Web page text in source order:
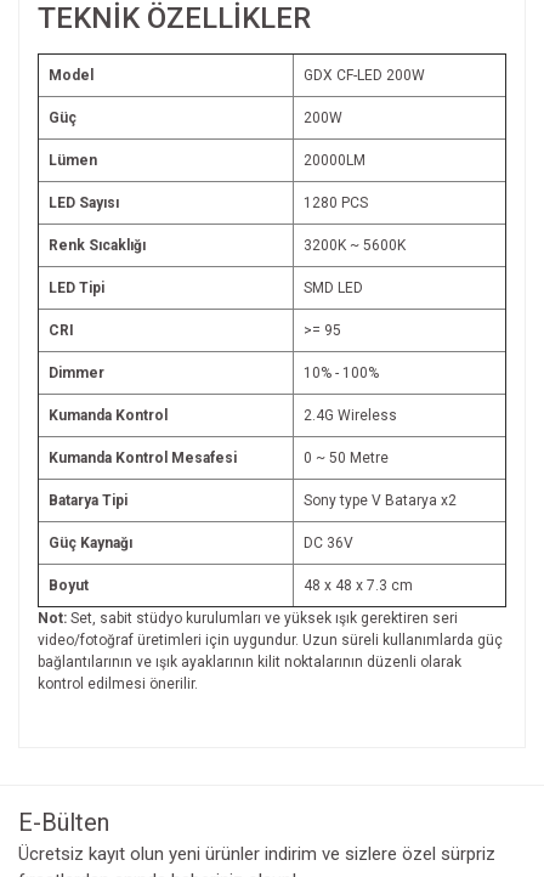
TEKNİK ÖZELLİKLER
Model GDX CF-LED 200W
Güç 200W
Lümen 20000LM
LED Sayısı 1280 PCS
Renk Sıcaklığı 3200K ~ 5600K
LED Tipi SMD LED
CRI >= 95
Dimmer 10% - 100%
Kumanda Kontrol 2.4G Wireless
Kumanda Kontrol Mesafesi 0 ~ 50 Metre
Batarya Tipi Sony type V Batarya x2
Güç Kaynağı DC 36V
Boyut
48 x 48 x 7.3 cm
Not: Set, sabit stüdyo kurulumları ve yüksek ışık gerektiren seri
video/fotoğraf üretimleri için uygundur. Uzun süreli kullanımlarda güç
bağlantılarının ve ışık ayaklarının kilit noktalarının düzenli olarak
kontrol edilmesi önerilir.
Ürün resmi kalitesiz, bozuk veya görüntülenemiyor.
E-Bülten
Ücretsiz kayıt olun yeni ürünler indirim ve sizlere özel sürpriz